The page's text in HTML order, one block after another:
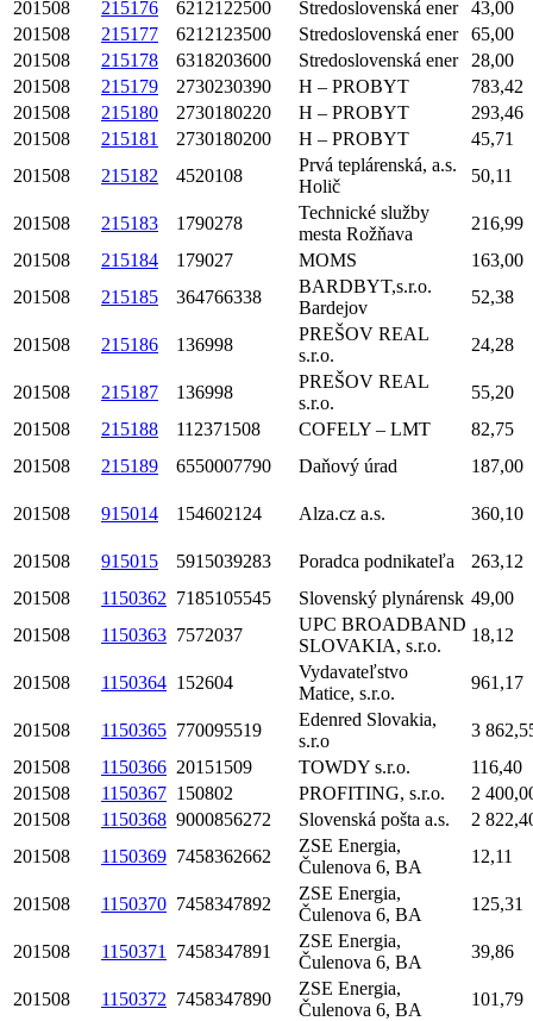
201508 215176 6212122500 Stredoslovenská ener
43,00
201508
215177 6212123500 Stredoslovenská ener
65,00
201508
215178 6318203600 Stredoslovenská ener
28,00
201508
215179 2730230390 H – PROBYT
783,42
201508
215180 2730180220 H – PROBYT
293,46
201508
215181 2730180200 H – PROBYT
45,71
201508
215182 4520108
Prvá teplárenská, a.s.
Holič
50,11
201508 215183 1790278
Technické služby
mesta Rožňava
216,99
201508
215184 179027 MOMS
163,00
201508
215185 364766338
BARDBYT,s.r.o.
Bardejov
52,38
201508 215186 136998
PREŠOV REAL
s.r.o.
24,28
201508 215187 136998
PREŠOV REAL
s.r.o.
55,20
201508
215188 112371508 COFELY – LMT
82,75
201508
215189 6550007790 Daňový úrad 187,00
201508 915014 154602124 Alza.cz a.s. 360,10
201508 915015 5915039283 Poradca podnikateľa
263,12
201508
1150362 7185105545 Slovenský plynárensk 49,00
201508
1150363 7572037
UPC BROADBAND
SLOVAKIA, s.r.o.
18,12
201508 1150364 152604
Vydavateľstvo
Matice, s.r.o.
961,17
201508 1150365 770095519
Edenred Slovakia,
s.r.o
3
201508
1150366 20151509 TOWDY s.r.o.
116,40
201508
1150367 150802 PROFITING, s.r.o.
2
201508
1150368 9000856272 Slovenská pošta a.s.
2
201508
1150369 7458362662
ZSE Energia,
Čulenova 6, BA
12,11
201508 1150370 7458347892
ZSE Energia,
Čulenova 6, BA
125,31
201508 1150371 7458347891
ZSE Energia,
Čulenova 6, BA
39,86
201508 1150372 7458347890
ZSE Energia,
Čulenova 6, BA
101,79